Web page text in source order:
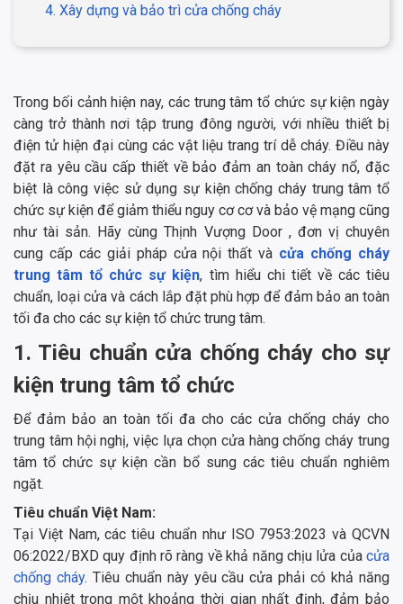
4. Xây dựng và bảo trì cửa chống cháy
Trong bối cảnh hiện nay, các trung tâm tổ chức sự kiện ngày
càng trở thành nơi tập trung đông người, với nhiều thiết bị
điện tử hiện đại cùng các vật liệu trang trí dễ cháy. Điều này
đặt ra yêu cầu cấp thiết về bảo đảm an toàn cháy nổ, đặc
biệt là công việc sử dụng sự kiện chống cháy trung tâm tổ
chức sự kiện để giảm thiểu nguy cơ cơ và bảo vệ mạng cũng
như tài sản. Hãy cùng Thịnh Vượng Door , đơn vị chuyên
cung cấp các giải pháp cửa nội thất và cửa chống cháy
trung tâm tổ chức sự kiện, tìm hiểu chi tiết về các tiêu
chuẩn, loại cửa và cách lắp đặt phù hợp để đảm bảo an toàn
tối đa cho các sự kiện tổ chức trung tâm.
1. Tiêu chuẩn cửa chống cháy cho sự
kiện trung tâm tổ chức
Để đảm bảo an toàn tối đa cho các cửa chống cháy cho
trung tâm hội nghị, việc lựa chọn cửa hàng chống cháy trung
tâm tổ chức sự kiện cần bổ sung các tiêu chuẩn nghiêm
ngặt.
Tiêu chuẩn Việt Nam:
Tại Việt Nam, các tiêu chuẩn như ISO 7953:2023 và QCVN
06:2022/BXD quy định rõ ràng về khả năng chịu lửa của cửa
chống cháy. Tiêu chuẩn này yêu cầu cửa phải có khả năng
chịu nhiệt trong một khoảng thời gian nhất định, đảm bảo